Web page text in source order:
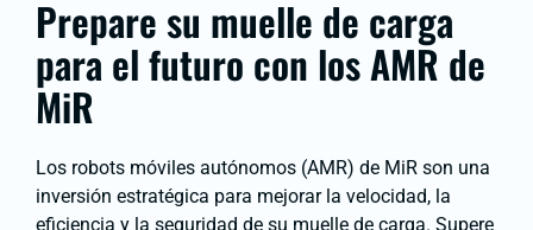
Prepare su muelle de carga
para el futuro con los AMR de
MiR
Los robots móviles autónomos (AMR) de MiR son una
inversión estratégica para mejorar la velocidad, la
eficiencia y la seguridad de su muelle de carga. Supere